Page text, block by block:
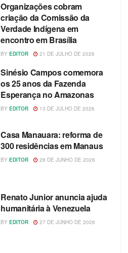
Organizações cobram
criação da Comissão da
Verdade Indígena em
encontro em Brasília
BY EDITOR 21 DE JULHO DE 2026
Sinésio Campos comemora
os 25 anos da Fazenda
Esperança no Amazonas
BY EDITOR 13 DE JULHO DE 2026
Casa Manauara: reforma de
300 residências em Manaus
BY EDITOR 28 DE JUNHO DE 2026
Renato Junior anuncia ajuda
humanitária à Venezuela
BY EDITOR 27 DE JUNHO DE 2026